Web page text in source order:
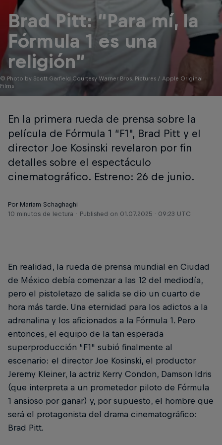
© Photo by Scott Garfield Courtesy Warner Bros. Pictures / Apple Original
Films
Brad Pitt: “Para mí, la
Fórmula 1 es una
religión”
En la primera rueda de prensa sobre la
película de Fórmula 1 “F1", Brad Pitt y el
director Joe Kosinski revelaron por fin
detalles sobre el espectáculo
cinematográfico. Estreno: 26 de junio.
Por Mariam Schaghaghi
10 minutos de lectura
Published on 01.07.2025 · 09:23 UTC
En realidad, la rueda de prensa mundial en Ciudad
de México debía comenzar a las 12 del mediodía,
pero el pistoletazo de salida se dio un cuarto de
hora más tarde. Una eternidad para los adictos a la
adrenalina y los aficionados a la Fórmula 1. Pero
entonces, el equipo de la tan esperada
superproducción “F1" subió finalmente al
escenario: el director Joe Kosinski, el productor
Jeremy Kleiner, la actriz Kerry Condon, Damson Idris
(que interpreta a un prometedor piloto de Fórmula
1 ansioso por ganar) y, por supuesto, el hombre que
será el protagonista del drama cinematográfico:
Brad Pitt.